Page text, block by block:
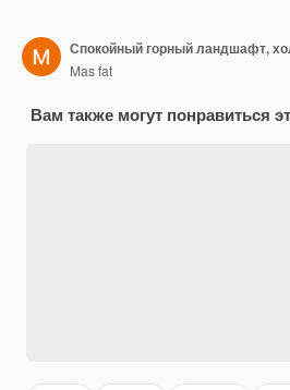
Mas fat
Вам также могут понравиться